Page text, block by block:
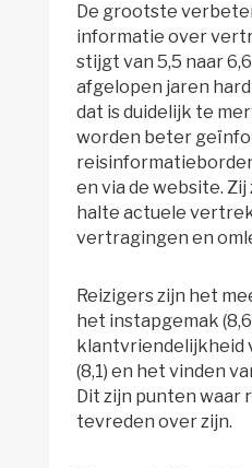
De grootste
informatie over
stijgt van 5,5 naar
afgelopen jaren
dat is duidelijk te
worden beter
en via de website.
halte actuele
vertragingen en
Reizigers zijn het
het instapgemak
klantvriendelijkheid
(8,1) en het vinden
Dit zijn punten waar
tevreden over zijn.